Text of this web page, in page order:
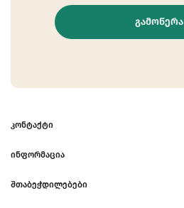
ᲒᲐᲛᲝᲬᲔᲠᲐ
ᲙᲝᲜᲢᲐᲥᲢᲘ
ᲘᲜᲤᲝᲠᲛᲐᲪᲘᲐ
ᲨᲗᲐᲑᲔᲭᲓᲘᲚᲔᲑᲔᲑᲘ